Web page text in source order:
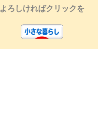
よろしければクリックを